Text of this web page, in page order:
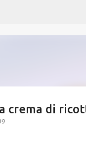
crema di